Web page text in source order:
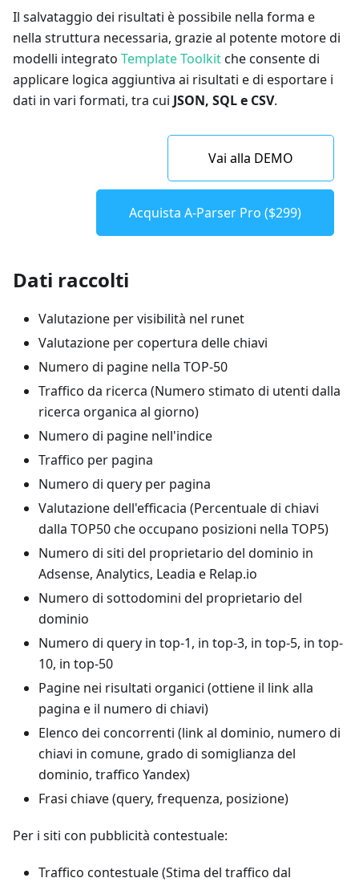
Il salvataggio dei risultati è possibile nella forma e
nella struttura necessaria, grazie al potente motore di
modelli integrato Template Toolkitche consente di
applicare logica aggiuntiva ai risultati e di esportare i
dati in vari formati, tra cui JSON, SQL e CSV.
Vai alla DEMO
Acquista A-Parser Pro ($299)
Dati raccolti
Valutazione per visibilità nel runet
Valutazione per copertura delle chiavi
Numero di pagine nella TOP-50
Traffico da ricerca (Numero stimato di utenti dalla
ricerca organica al giorno)
Numero di pagine nell'indice
Traffico per pagina
Numero di query per pagina
Valutazione dell'efficacia (Percentuale di chiavi
dalla TOP50 che occupano posizioni nella TOP5)
Numero di siti del proprietario del dominio in
Adsense, Analytics, Leadia e Relap.io
Numero di sottodomini del proprietario del
dominio
Numero di query in top-1, in top-3, in top-5, in top-
10, in top-50
Pagine nei risultati organici (ottiene il link alla
pagina e il numero di chiavi)
Elenco dei concorrenti (link al dominio, numero di
chiavi in comune, grado di somiglianza del
dominio, traffico Yandex)
Frasi chiave (query, frequenza, posizione)
Per i siti con pubblicità contestuale:
Traffico contestuale (Stima del traffico dal